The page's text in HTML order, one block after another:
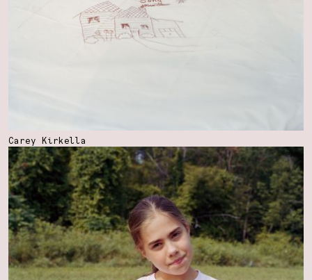
Carey Kirkella